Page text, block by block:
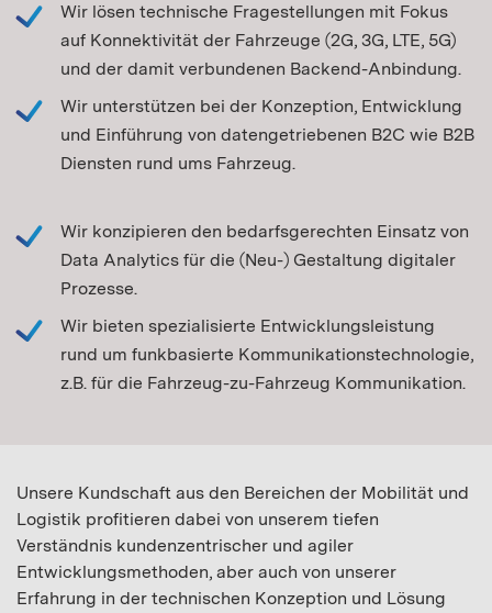
Wir lösen technische Fragestellungen mit Fokus
auf Konnektivität der Fahrzeuge (2G, 3G, LTE, 5G)
und der damit verbundenen Backend-Anbindung.
Wir unterstützen bei der Konzeption, Entwicklung
und Einführung von datengetriebenen B2C wie B2B
Diensten rund ums Fahrzeug.
Wir konzipieren den bedarfsgerechten Einsatz von
Data Analytics für die (Neu-) Gestaltung digitaler
Prozesse.
Wir bieten spezialisierte Entwicklungsleistung
rund um funkbasierte Kommunikationstechnologie,
z.B. für die Fahrzeug-zu-Fahrzeug Kommunikation.
Unsere Kundschaft aus den Bereichen der Mobilität und
Logistik profitieren dabei von unserem tiefen
Verständnis kundenzentrischer und agiler
Entwicklungsmethoden, aber auch von unserer
Erfahrung in der technischen Konzeption und Lösung